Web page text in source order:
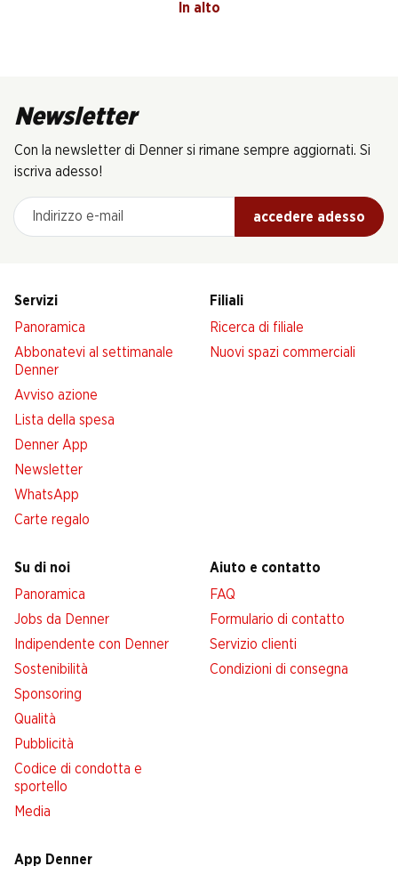
In alto
Newsletter
Con la newsletter di Denner si rimane sempre aggiornati. Si
iscriva adesso!
Indirizzo e-mail
accedere adesso
Servizi
Panoramica
Abbonatevi al settimanale
Denner
Avviso azione
Lista della spesa
Denner App
Newsletter
WhatsApp
Carte regalo
Filiali
Ricerca di filiale
Nuovi spazi commerciali
Su di noi
Panoramica
Jobs da Denner
Indipendente con Denner
Sostenibilità
Sponsoring
Qualità
Pubblicità
Codice di condotta e
sportello
Media
Aiuto e contatto
FAQ
Formulario di contatto
Servizio clienti
Condizioni di consegna
App Denner